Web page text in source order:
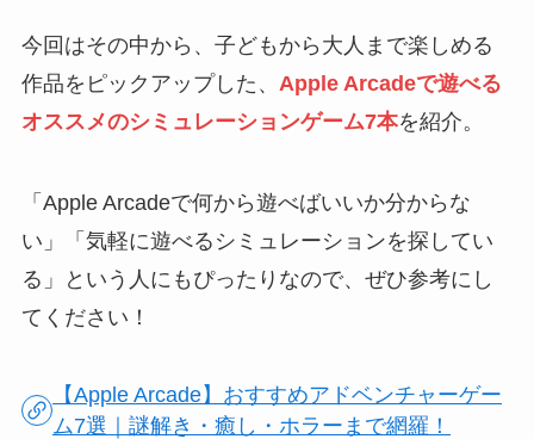
今回はその中から、子どもから大人まで楽しめる
作品をピックアップした、 Apple Arcadeで遊べる
オススメのシミュレーションゲーム7本を紹介。
「Apple Arcadeで何から遊べばいいか分からな
い」「気軽に遊べるシミュレーションを探してい
る」という人にもぴったりなので、ぜひ参考にし
てください！
【Apple Arcade】おすすめアドベンチャーゲー
ム7選｜謎解き・癒し・ホラーまで網羅！